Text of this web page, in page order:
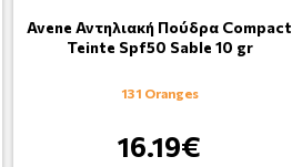
Avene Αντηλιακή Πούδρα Compact
Teinte Spf50 Sable 10 gr
131 Oranges
16.19€